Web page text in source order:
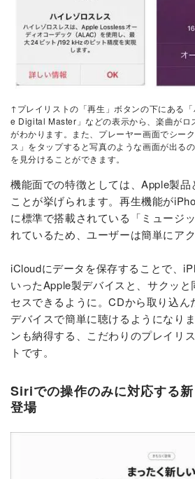
↑プレイリストの「再生」ボタンの下にある
e Digital Master」などの表示から、楽曲がロ
がわかります。また、プレーヤー画面でシー
ス」をタップすると写真のような画面が出る
を見分けることができます。
機能面での特徴としては、Apple製
ことが挙げられます。再生機能が
に標準で搭載されている「ミュージ
れているため、ユーザーは簡単にアク
iCloudにデータを保存することで、
いったApple製デバイスと、サクッ
セスできるように。CDから取り込
デバイスで簡単に聴けるようになり
ンも納得する、こだわりのプレイリ
トです。
Siriでの操作のみに対応する
登場